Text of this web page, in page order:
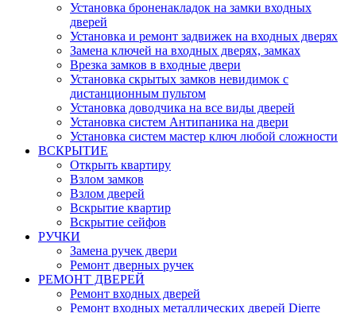
Установка броненакладок на замки входных
дверей
Установка и ремонт задвижек на входных дверях
Замена ключей на входных дверях, замках
Врезка замков в входные двери
Установка скрытых замков невидимок с
дистанционным пультом
Установка доводчика на все виды дверей
Установка систем Антипаника на двери
Установка систем мастер ключ любой сложности
ВСКРЫТИЕ
Открыть квартиру
Взлом замков
Взлом дверей
Вскрытие квартир
Вскрытие сейфов
РУЧКИ
Замена ручек двери
Ремонт дверных ручек
РЕМОНТ ДВЕРЕЙ
Ремонт входных дверей
Ремонт входных металлических дверей Dierre